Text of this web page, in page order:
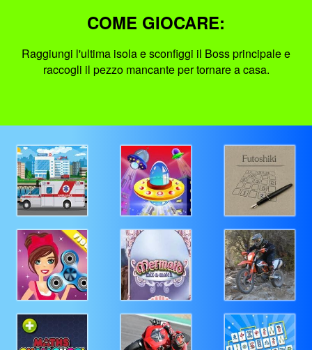
COME GIOCARE:
Raggiungi l'ultima isola e sconfiggi il Boss principale e
raccogli il pezzo mancante per tornare a casa.